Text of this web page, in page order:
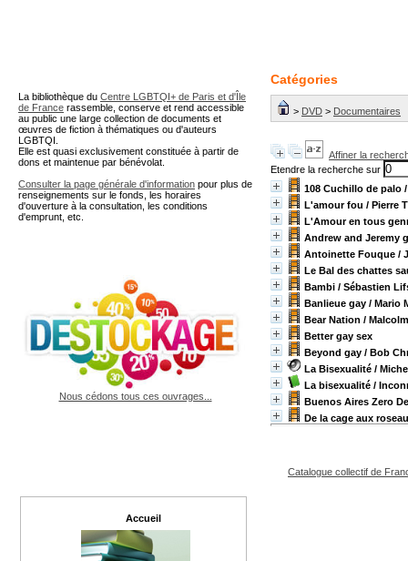
Catégories
> DVD > Documentaires
Affiner la
Etendre la recherche sur
108 Cuchillo de palo
L'amour fou / Pierre
L'Amour en tous
Andrew and Jeremy
Antoinette Fouque /
Le Bal des chattes
Bambi / Sébastien
Banlieue gay / Mario
Bear Nation /
Better gay sex
Beyond gay / Bob
La Bisexualité /
La bisexualité /
Buenos Aires Zero
De la cage aux
Catalogue collectif de
La bibliothèque du Centre LGBTQI+ de Paris et d'Île
de France rassemble, conserve et rend accessible
au public une large collection de documents et
œuvres de fiction à thématiques ou d'auteurs
LGBTQI.
Elle est quasi exclusivement constituée à partir de
dons et maintenue par bénévolat.
Consulter la page générale d'information pour plus de
renseignements sur le fonds, les horaires
d'ouverture à la consultation, les conditions
d'emprunt, etc.
Nous cédons tous ces ouvrages...
Accueil